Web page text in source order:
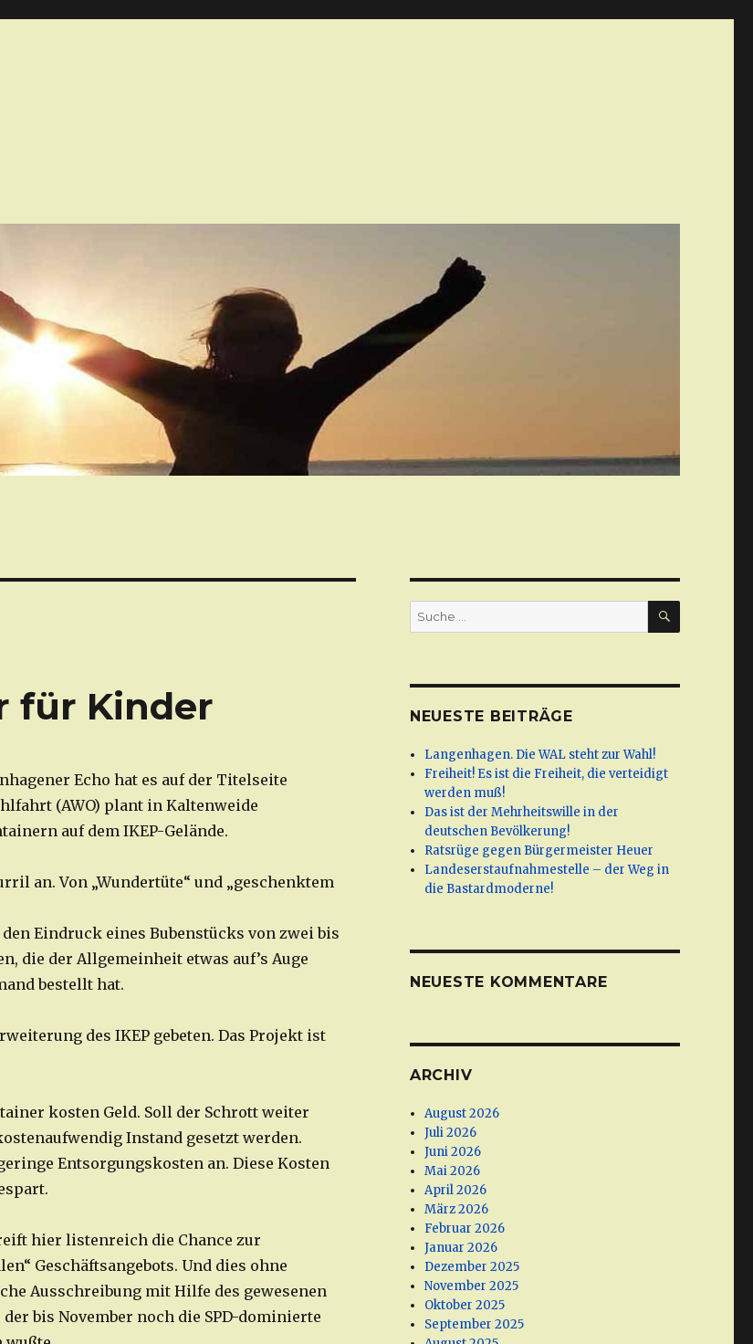
für Kinder
Echo hat es auf der Titelseite
(AWO) plant in Kaltenweide
auf dem IKEP-Gelände.
an. Von „Wundertüte“ und „geschenktem
Eindruck eines Bubenstücks von zwei bis
die der Allgemeinheit etwas auf’s Auge
bestellt hat.
des IKEP gebeten. Das Projekt ist
kosten Geld. Soll der Schrott weiter
Instand gesetzt werden.
Entsorgungskosten an. Diese Kosten
hier listenreich die Chance zur
Geschäftsangebots. Und dies ohne
Ausschreibung mit Hilfe des gewesenen
bis November noch die SPD-dominierte
Suche
nach:
SUCHE
NEUESTE BEITRÄGE
Langenhagen. Die WAL steht zur Wahl!
Freiheit! Es ist die Freiheit, die verteidigt
werden muß!
Das ist der Mehrheitswille in der
deutschen Bevölkerung!
Ratsrüge gegen Bürgermeister Heuer
Landeserstaufnahmestelle – der Weg in
die Bastardmoderne!
NEUESTE KOMMENTARE
ARCHIV
August 2026
Juli 2026
Juni 2026
Mai 2026
April 2026
März 2026
Februar 2026
Januar 2026
Dezember 2025
November 2025
Oktober 2025
September 2025